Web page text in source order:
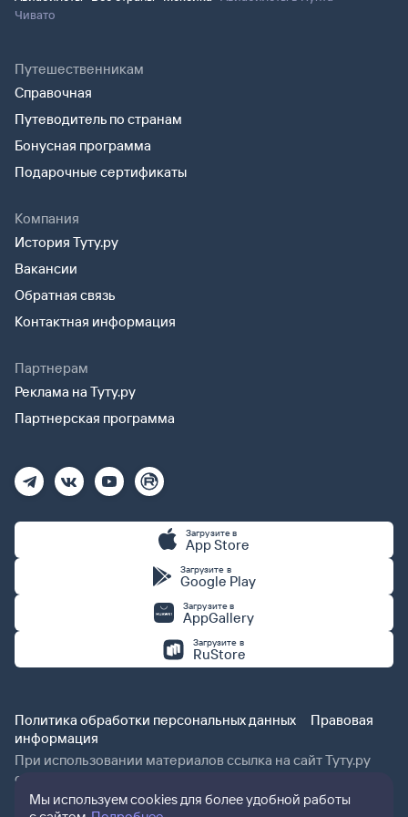
Чивато
Путешественникам
Справочная
Путеводитель по странам
Бонусная программа
Подарочные сертификаты
Компания
История Туту.ру
Вакансии
Обратная связь
Контактная информация
Партнерам
Реклама на Туту.ру
Партнерская программа
Загрузите в
App Store
Загрузите в
Google Play
Загрузите в
AppGallery
Загрузите в
RuStore
Политика обработки персональных данных
Правовая
информация
При использовании материалов ссылка на сайт Туту.ру
обязательна.
Мы используем cookies для более удобной работы